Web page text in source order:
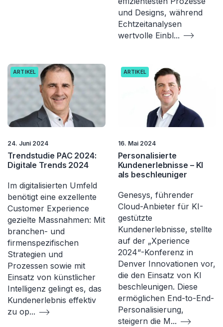
und Designs, während
Echtzeitanalysen
wertvolle Einbl...
ARTIKEL
24. Juni 2024
Trendstudie PAC 2024:
Digitale Trends 2024
Im digitalisierten Umfeld
benötigt eine exzellente
Customer Experience
gezielte Massnahmen: Mit
branchen- und
firmenspezifischen
Strategien und
Prozessen sowie mit
Einsatz von künstlicher
Intelligenz gelingt es, das
Kundenerlebnis effektiv
zu op...
ARTIKEL
16. Mai 2024
Personalisierte
Kundenerlebnisse – KI
als beschleuniger
Genesys, führender
Cloud-Anbieter für KI-
gestützte
Kundenerlebnisse, stellte
auf der „Xperience
2024“-Konferenz in
Denver Innovationen vor,
die den Einsatz von KI
beschleunigen. Diese
ermöglichen End-to-End-
Personalisierung,
steigern die M...